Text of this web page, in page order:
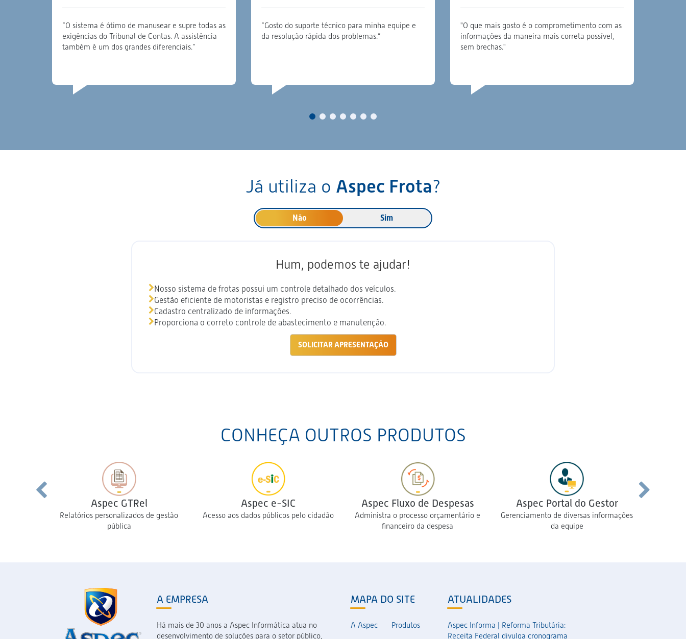
“O sistema é ótimo de manusear e supre todas as
exigências do Tribunal de Contas. A assistência
também é um dos grandes diferenciais.”
“Gosto do suporte técnico para minha equipe e
da resolução rápida dos problemas.”
"O que mais gosto é o comprometimento com as
informações da maneira mais correta possível,
sem brechas."
Já utiliza o Aspec Frota?
Não Sim
Hum, podemos te ajudar!
Nosso sistema de frotas possui um controle detalhado dos veículos.
Gestão eficiente de motoristas e registro preciso de ocorrências.
Cadastro centralizado de informações.
Proporciona o correto controle de abastecimento e manutenção.
SOLICITAR APRESENTAÇÃO
CONHEÇA OUTROS PRODUTOS
Aspec GTRel
Relatórios personalizados de gestão
pública
Aspec e-SIC
Acesso aos dados públicos pelo cidadão
Aspec Fluxo de Despesas
Administra o processo orçamentário e
financeiro da despesa
Aspec Portal do Gestor
Gerenciamento de diversas informações
da equipe
A EMPRESA
Há mais de 30 anos a Aspec Informática atua no
desenvolvimento de soluções para o setor público,
MAPA DO SITE
A Aspec
Produtos
ATUALIDADES
Aspec Informa | Reforma Tributária:
Receita Federal divulga cronograma